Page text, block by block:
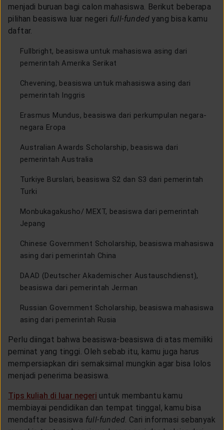
menjadi buruan bagi calon mahasiswa. Berikut beberapa
pilihan beasiswa luar negeri full-funded yang bisa kamu
daftar.
Fullbright, beasiswa untuk mahasiswa asing dari
pemerintah Amerika Serikat
Chevening, beasiswa untuk mahasiswa asing dari
pemerintah Inggris
Erasmus Mundus, beasiswa dari perkumpulan negara-
negara Eropa
Australian Awards Scholarship, beasiswa dari
pemerintah Australia
Turkiye Burslari, beasiswa S2 dan S3 dari pemerintah
Turki
Monbukagakusho/ MEXT, beasiswa dari pemerintah
Jepang
Chinese Government Scholarship, beasiswa mahasiswa
asing dari pemerintah China
DAAD (Deutscher Akademischer Austauschdienst),
beasiswa dari pemerintah Jerman
Russian Government Scholarship, beasiswa mahasiswa
asing dari pemerintah Rusia
Perlu diingat bahwa beasiswa-beasiswa di atas memiliki
peminat yang tinggi. Oleh sebab itu, kamu juga harus
mempersiapkan diri semaksimal mungkin agar bisa lolos
menjadi penerima beasiswa.
Tips kuliah di luar negeri untuk membantu kamu
membiayai pendidikan dan tempat tinggal, kamu bisa
mendaftar beasiswa full-funded . Cari informasi sebanyak